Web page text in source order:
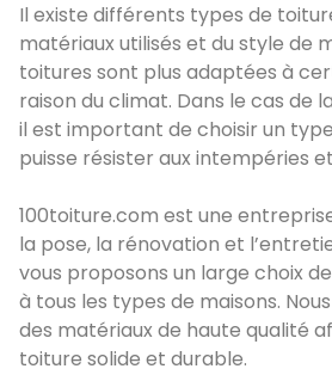
Il existe différents types de
matériaux utilisés et du style de
toitures sont plus adaptées à
raison du climat. Dans le cas de
il est important de choisir un
puisse résister aux intempéries
100toiture.com est une
la pose, la rénovation et
vous proposons un large choix
à tous les types de maisons.
des matériaux de haute qualité
toiture solide et durable.